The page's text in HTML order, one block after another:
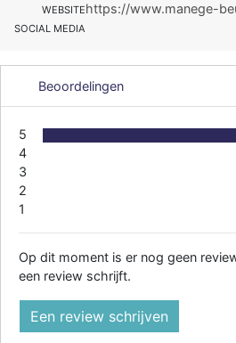
WEBSITEhttps://www.manege-
SOCIAL MEDIA
Beoordelingen
5
4
3
2
1
Op dit moment is er nog geen
een review schrijft.
Een review schrijven